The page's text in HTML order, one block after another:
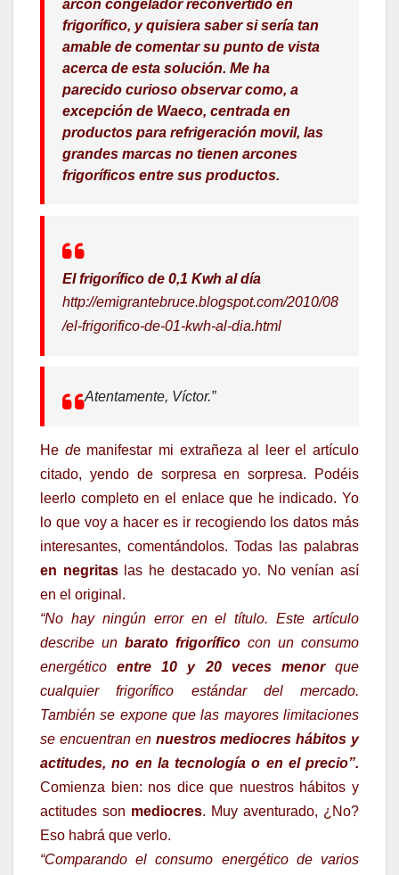
arcón congelador reconvertido en
frigorífico, y quisiera saber si sería tan
amable de comentar su punto de vista
acerca de esta solución. Me ha
parecido curioso observar como, a
excepción de Waeco, centrada en
productos para refrigeración movil, las
grandes marcas no tienen arcones
frigoríficos entre sus productos.
El frigorífico de 0,1 Kwh al día
http://emigrantebruce.blogspot.com/2010/08
/el-frigorifico-de-01-kwh-al-dia.html
Atentamente, Víctor.”
He de manifestar mi extrañeza al leer el artículo
citado, yendo de sorpresa en sorpresa. Podéis
leerlo completo en el enlace que he indicado. Yo
lo que voy a hacer es ir recogiendo los datos más
interesantes, comentándolos. Todas las palabras
en negritas las he destacado yo. No venían así
en el original.
“No hay ningún error en el título. Este artículo
describe un barato frigorífico con un consumo
energéticoentre 10 y 20 veces menorque
cualquier frigorífico estándar del mercado.
También se expone que las mayores limitaciones
se encuentran en nuestros mediocres hábitos y
actitudes, no en la tecnología o en el precio”.
Comienza bien: nos dice que nuestros hábitos y
actitudes son mediocres. Muy aventurado, ¿No?
Eso habrá que verlo.
“Comparando el consumo energético de varios